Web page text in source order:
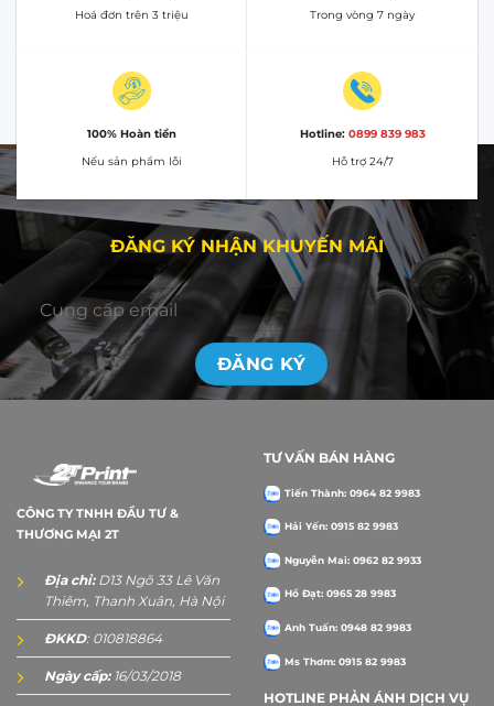
Hoá đơn trên 3 triệu
Trong vòng 7 ngày
100% Hoàn tiền
Nếu sản phẩm lỗi
Hotline: 0899 839 983
Hỗ trợ 24/7
ĐĂNG KÝ NHẬN KHUYẾN MÃI
CÔNG TY TNHH ĐẦU TƯ &
THƯƠNG MẠI 2T
Địa chỉ:D13 Ngõ 33 Lê Văn
Thiêm, Thanh Xuân, Hà Nội
ĐKKD: 010818864
Ngày cấp:16/03/2018
TƯ VẤN BÁN HÀNG
Tiến Thành: 0964 82 9983
Hải Yến: 0915 82 9983
Nguyễn Mai: 0962 82 9933
Hồ Đạt: 0965 28 9983
Anh Tuấn: 0948 82 9983
Ms Thơm: 0915 82 9983
HOTLINE PHẢN ÁNH DỊCH VỤ